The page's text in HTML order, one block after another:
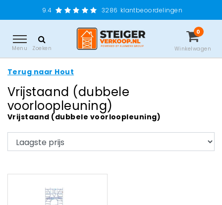
9.4 3286 klantbeoordelingen
Menu Zoeken
0
Winkelwagen
Terug naar Hout
Vrijstaand (dubbele
voorloopleuning)
Vrijstaand (dubbele voorloopleuning)